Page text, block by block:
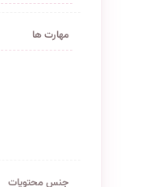
مهارت ها
جنس محتویات